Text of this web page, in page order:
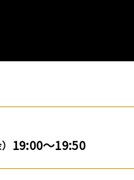
19:00～19:50